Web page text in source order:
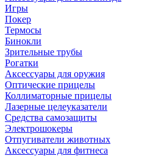
Игры
Покер
Термосы
Бинокли
Зрительные трубы
Рогатки
Аксессуары для оружия
Оптические прицелы
Коллиматорные прицелы
Лазерные целеуказатели
Средства самозащиты
Электрошокеры
Отпугиватели животных
Аксессуары для фитнеса